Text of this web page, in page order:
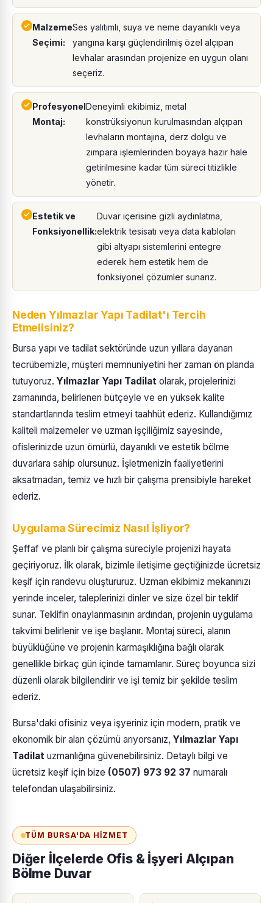
Malzeme
Seçimi:
Ses yalıtımlı, suya ve neme dayanıklı veya
yangına karşı güçlendirilmiş özel alçıpan
levhalar arasından projenize en uygun olanı
seçeriz.
Profesyonel
Montaj:
Deneyimli ekibimiz, metal
konstrüksiyonun kurulmasından alçıpan
levhaların montajına, derz dolgu ve
zımpara işlemlerinden boyaya hazır hale
getirilmesine kadar tüm süreci titizlikle
yönetir.
Estetik ve
Fonksiyonellik:
Duvar içerisine gizli aydınlatma,
elektrik tesisatı veya data kabloları
gibi altyapı sistemlerini entegre
ederek hem estetik hem de
fonksiyonel çözümler sunarız.
Neden Yılmazlar Yapı Tadilat'ı Tercih
Etmelisiniz?
Bursa yapı ve tadilat sektöründe uzun yıllara dayanan
tecrübemizle, müşteri memnuniyetini her zaman ön planda
tutuyoruz. Yılmazlar Yapı Tadilat olarak, projelerinizi
zamanında, belirlenen bütçeyle ve en yüksek kalite
standartlarında teslim etmeyi taahhüt ederiz. Kullandığımız
kaliteli malzemeler ve uzman işçiliğimiz sayesinde,
ofislerinizde uzun ömürlü, dayanıklı ve estetik bölme
duvarlara sahip olursunuz. İşletmenizin faaliyetlerini
aksatmadan, temiz ve hızlı bir çalışma prensibiyle hareket
ederiz.
Uygulama Sürecimiz Nasıl İşliyor?
Şeffaf ve planlı bir çalışma süreciyle projenizi hayata
geçiriyoruz. İlk olarak, bizimle iletişime geçtiğinizde ücretsiz
keşif için randevu oluştururuz. Uzman ekibimiz mekanınızı
yerinde inceler, taleplerinizi dinler ve size özel bir teklif
sunar. Teklifin onaylanmasının ardından, projenin uygulama
takvimi belirlenir ve işe başlanır. Montaj süreci, alanın
büyüklüğüne ve projenin karmaşıklığına bağlı olarak
genellikle birkaç gün içinde tamamlanır. Süreç boyunca sizi
düzenli olarak bilgilendirir ve işi temiz bir şekilde teslim
ederiz.
Bursa'daki ofisiniz veya işyeriniz için modern, pratik ve
ekonomik bir alan çözümü arıyorsanız, Yılmazlar Yapı
Tadilat uzmanlığına güvenebilirsiniz. Detaylı bilgi ve
ücretsiz keşif için bize (0507) 973 92 37 numaralı
telefondan ulaşabilirsiniz.
TÜM BURSA'DA HIZMET
Diğer İlçelerde Ofis & İşyeri Alçıpan
Bölme Duvar